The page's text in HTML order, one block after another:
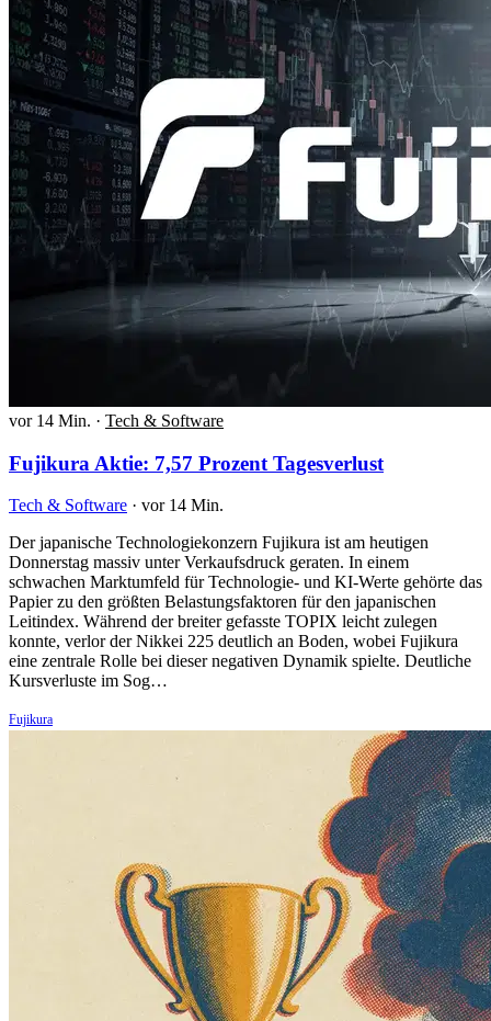
vor 14 Min. · Tech & Software
Fujikura Aktie: 7,57 Prozent Tagesverlust
Tech & Software · vor 14 Min.
Der japanische Technologiekonzern Fujikura ist am heutigen
Donnerstag massiv unter Verkaufsdruck geraten. In einem
schwachen Marktumfeld für Technologie- und KI-Werte gehörte das
Papier zu den größten Belastungsfaktoren für den japanischen
Leitindex. Während der breiter gefasste TOPIX leicht zulegen
konnte, verlor der Nikkei 225 deutlich an Boden, wobei Fujikura
eine zentrale Rolle bei dieser negativen Dynamik spielte. Deutliche
Kursverluste im Sog…
Fujikura